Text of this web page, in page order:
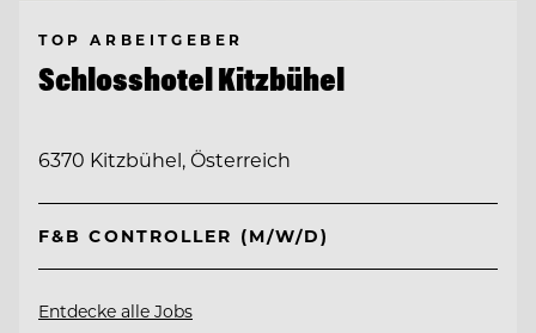
TOP ARBEITGEBER
Schlosshotel Kitzbühel
6370 Kitzbühel, Österreich
F&B CONTROLLER (M/W/D)
Entdecke alle Jobs